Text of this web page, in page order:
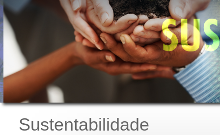
Sustentabilidade